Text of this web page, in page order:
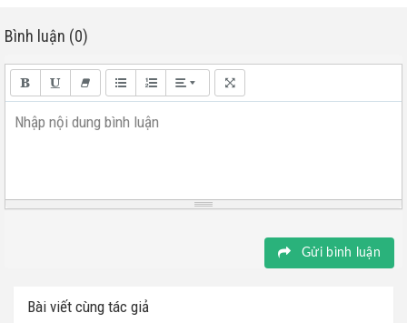
Bình luận (0)
Nhập nội dung bình luận
Gửi bình luận
Bài viết cùng tác giả